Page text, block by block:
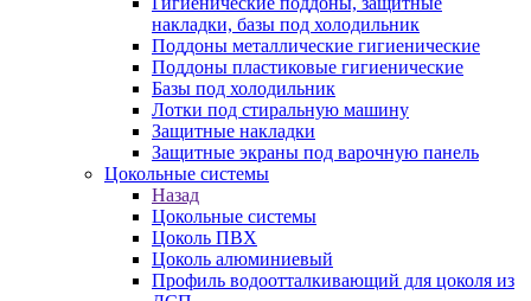
накладки, базы под холодильник
Поддоны металлические гигиенические
Поддоны пластиковые гигиенические
Базы под холодильник
Лотки под стиральную машину
Защитные накладки
Защитные экраны под варочную панель
Цокольные системы
Назад
Цокольные системы
Цоколь ПВХ
Цоколь алюминиевый
Профиль водоотталкивающий для цоколя из